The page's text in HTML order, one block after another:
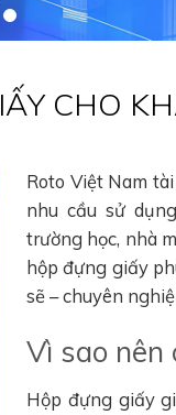
CHO
Roto Việt Nam
nhu cầu sử
trường học, nhà
hộp đựng giấy
sẽ – chuyên
Vì sao
Hộp đựng giấy